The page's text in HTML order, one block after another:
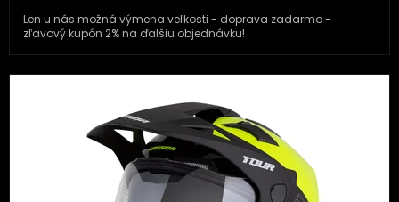
Len u nás možná výmena veľkosti - doprava zadarmo -
zľavový kupón 2% na ďalšiu objednávku!